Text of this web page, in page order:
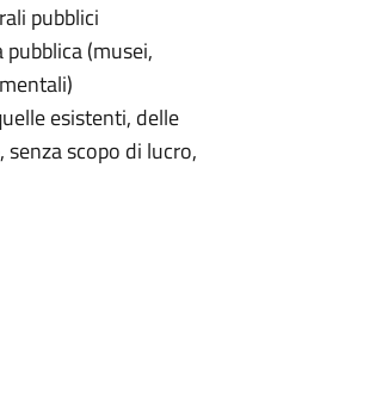
pubblici
(musei,
esistenti, delle
scopo di lucro,